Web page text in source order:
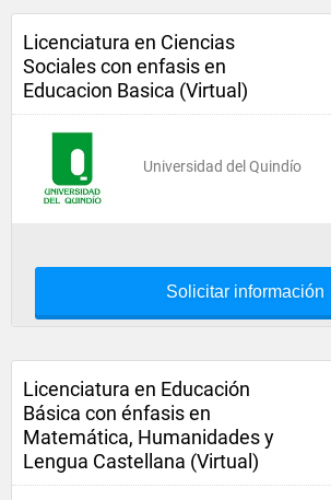
Licenciatura en Ciencias
Sociales con enfasis en
Educacion Basica (Virtual)
Universidad del Quindío
Solicitar información
Licenciatura en Educación
Básica con énfasis en
Matemática, Humanidades y
Lengua Castellana (Virtual)